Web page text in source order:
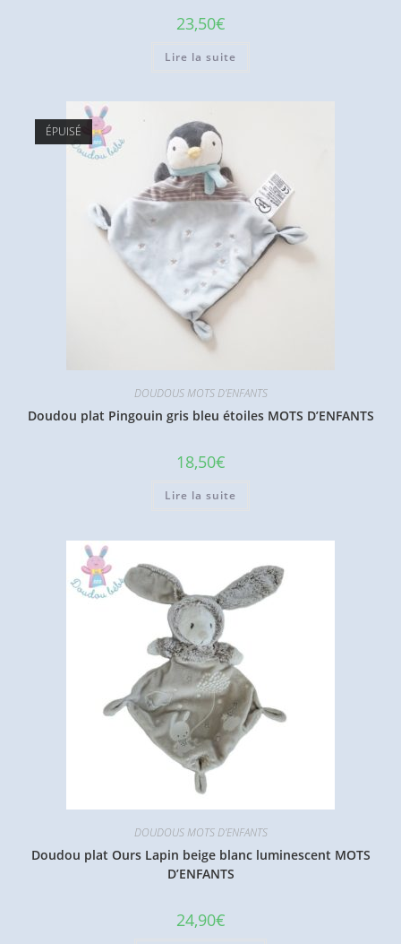
23,50€
Lire la suite
ÉPUISÉ
DOUDOUS MOTS D'ENFANTS
Doudou plat Pingouin gris bleu étoiles MOTS D’ENFANTS
18,50€
Lire la suite
DOUDOUS MOTS D'ENFANTS
Doudou plat Ours Lapin beige blanc luminescent MOTS
D’ENFANTS
24,90€